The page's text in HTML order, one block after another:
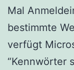
Mal
bestimmte
verfügt
“Kennwörter